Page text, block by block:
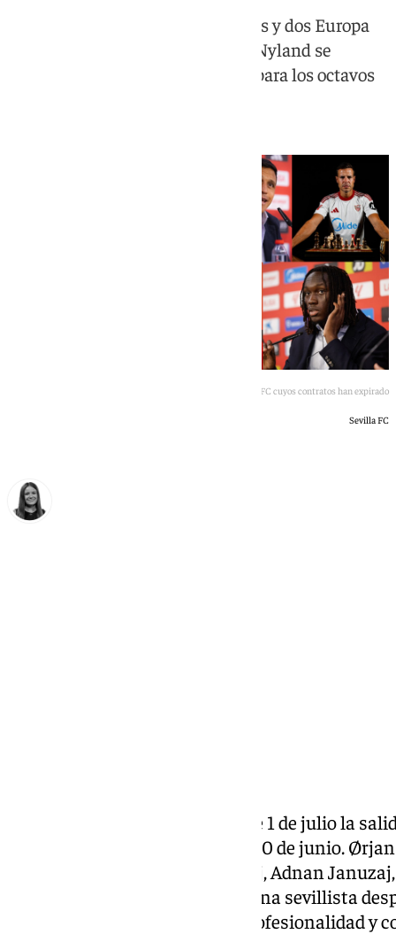
Gudelj pone fin a siete temporadas y dos Europa
League como sevillista mientras Nyland se
despide tras clasificar a Noruega para los octavos
Los siete futbolistas del Sevilla FC cuyos contratos han expirado
Sevilla FC
El Sevilla FC ha oficializado este 1 de julio la
contratos expiraron el pasado 30 de junio.
Batista Mendy, Nemanja Gudelj, Adnan
dejan de pertenecer a la disciplina sevillista
agradecido públicamente su profesionalidad y